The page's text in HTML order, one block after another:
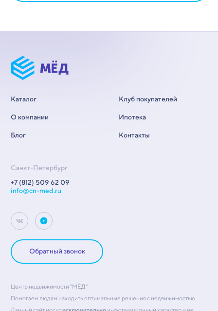
Каталог
О компании
Блог
Клуб покупателей
Ипотека
Контакты
Санкт-Петербург
+7 (812) 509 62 09
info@cn-med.ru
Обратный звонок
Центр недвижимости "МЁД"
Помогаем людям находить оптимальные решения с недвижимостью.